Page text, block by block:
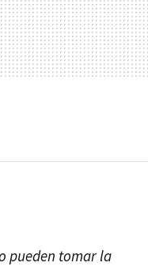
pueden tomar la